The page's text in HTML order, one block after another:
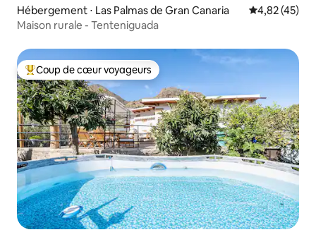
Hébergement ⋅ Las Palmas de Gran Canaria Évaluation
4,82 (45)
Maison rurale - Tenteniguada
Coups de cœur voyageurs les plus appréciés
Coup de cœur voyageurs